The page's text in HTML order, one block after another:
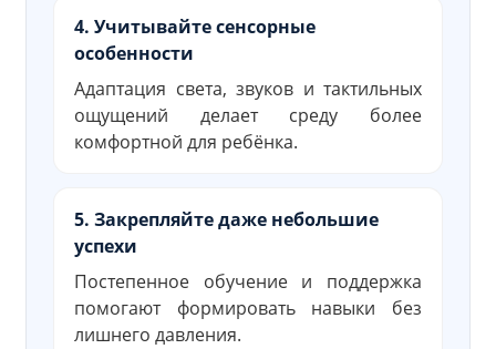
4. Учитывайте сенсорные
особенности
Адаптация света, звуков и тактильных
ощущений делает среду более
комфортной для ребёнка.
5. Закрепляйте даже небольшие
успехи
Постепенное обучение и поддержка
помогают формировать навыки без
лишнего давления.